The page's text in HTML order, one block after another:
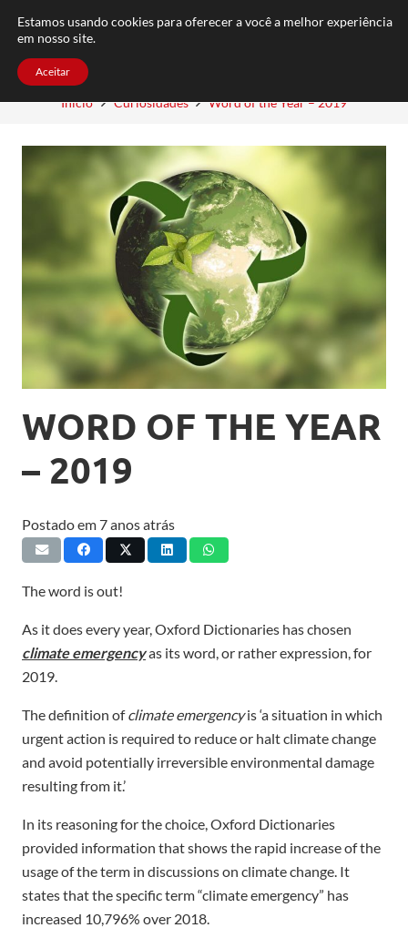
FAQ TRABALHE CONOSCO CONTATO
Início Curiosidades Word of the Year – 2019
WORD OF THE YEAR
– 2019
Postado em7 anos atrás
The word is out!
As it does every year, Oxford Dictionaries has chosen
climate emergencyas its word, or rather expression, for
2019.
The definition ofclimate emergencyis ‘a situation in which
urgent action is required to reduce or halt climate change
and avoid potentially irreversible environmental damage
resulting from it.’
In its reasoning for the choice, Oxford Dictionaries
provided information that shows the rapid increase of the
usage of the term in discussions on climate change. It
states that the specific term “climate emergency” has
increased 10,796% over 2018.
Estamos usando cookies para oferecer a você a melhor experiência
em nosso site.
Aceitar